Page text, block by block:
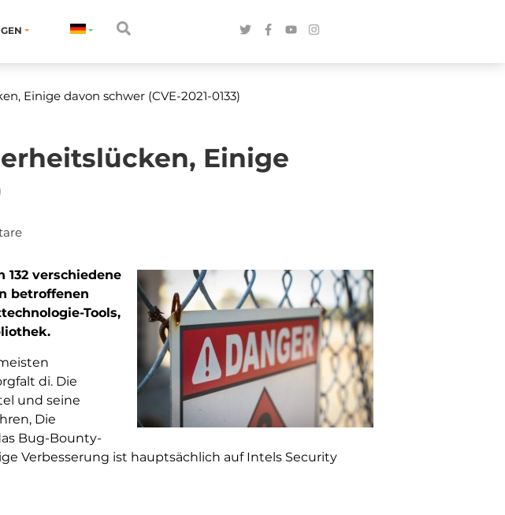
Einige davon schwer (CVE-2021-0133)
Einige
verschiedene
betroffenen
Tools,
di. Die
und seine
Die
Bug-Bounty-
Verbesserung ist hauptsächlich auf Intels Security